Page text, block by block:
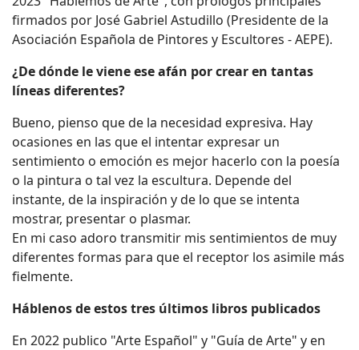
firmados por José Gabriel Astudillo (Presidente de la
Asociación Española de Pintores y Escultores - AEPE).
¿De dónde le viene ese afán por crear en tantas
líneas diferentes?
Bueno, pienso que de la necesidad expresiva. Hay
ocasiones en las que el intentar expresar un
sentimiento o emoción es mejor hacerlo con la poesía
o la pintura o tal vez la escultura. Depende del
instante, de la inspiración y de lo que se intenta
mostrar, presentar o plasmar.
En mi caso adoro transmitir mis sentimientos de muy
diferentes formas para que el receptor los asimile más
fielmente.
Háblenos de estos tres últimos libros publicados
En 2022 publico "Arte Español" y "Guía de Arte" y en